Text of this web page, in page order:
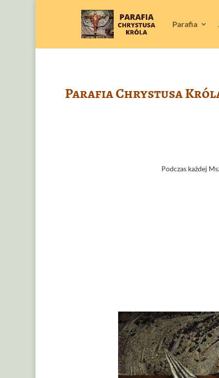
Parafia
Parafia Chrystusa
Podczas każdej